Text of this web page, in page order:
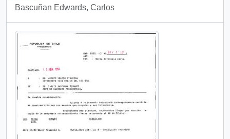
Bascuñan Edwards, Carlos